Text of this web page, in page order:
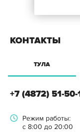
КОНТАКТЫ
ТУЛА
+7 (4872) 51-50-
Режим работы:
с 8:00 до 20:00